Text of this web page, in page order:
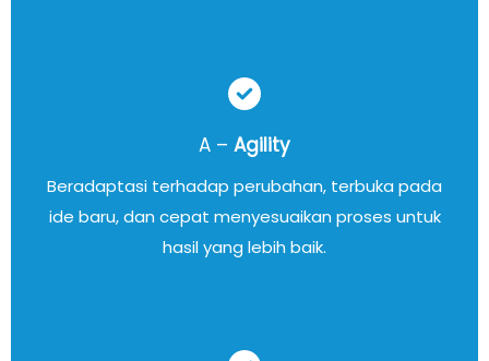
A – Agility
Beradaptasi terhadap perubahan, terbuka pada
ide baru, dan cepat menyesuaikan proses untuk
hasil yang lebih baik.